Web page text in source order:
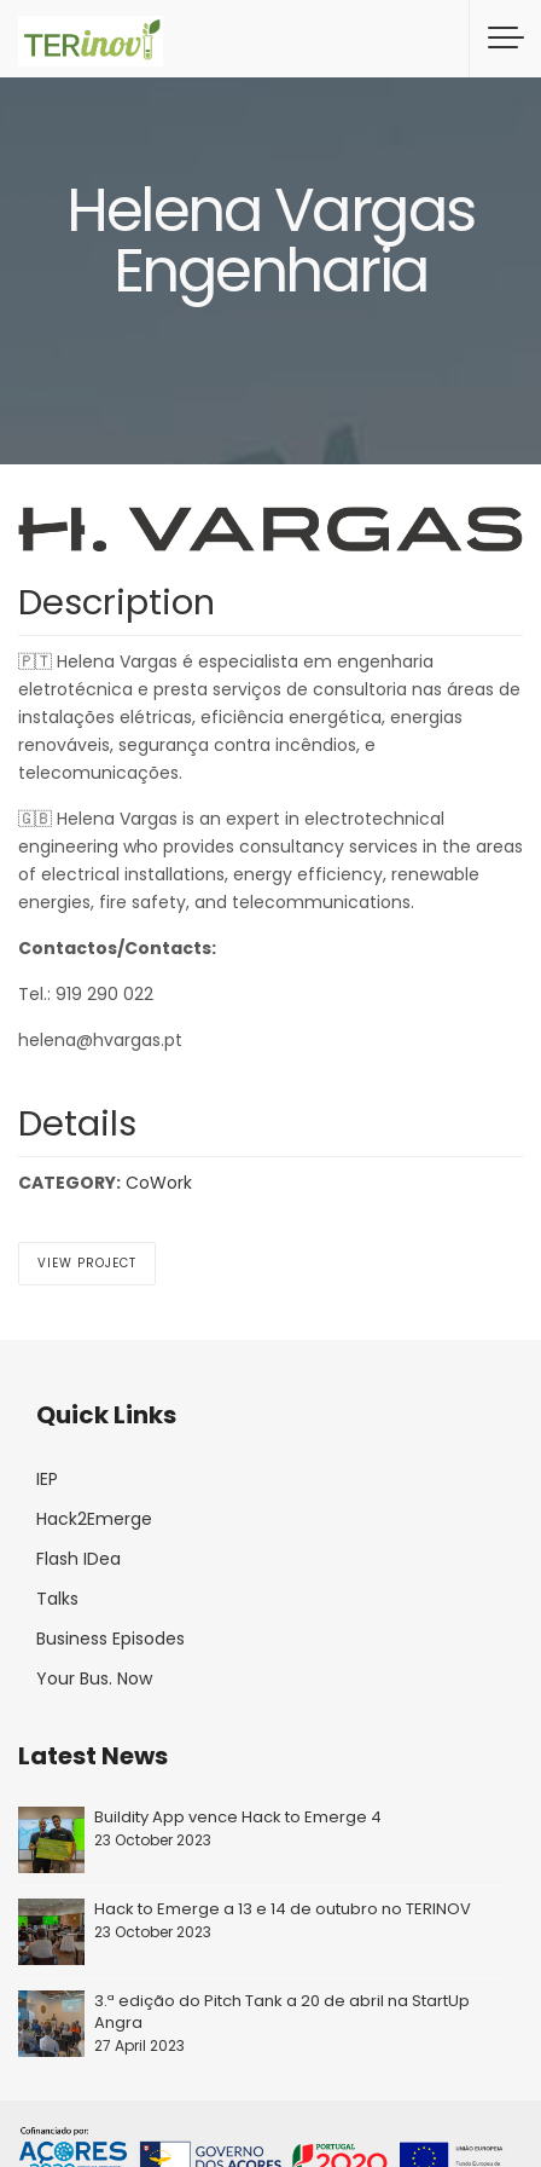
Helena Vargas
Engenharia
Description
🇵🇹 Helena Vargas é especialista em engenharia
eletrotécnica e presta serviços de consultoria nas áreas de
instalações elétricas, eficiência energética, energias
renováveis, segurança contra incêndios, e
telecomunicações.
🇬🇧 Helena Vargas is an expert in electrotechnical
engineering who provides consultancy services in the areas
of electrical installations, energy efficiency, renewable
energies, fire safety, and telecommunications.
Contactos/Contacts:
Tel.: 919 290 022
helena@hvargas.pt
Details
CATEGORY: CoWork
VIEW PROJECT
Quick Links
IEP
Hack2Emerge
Flash IDea
Talks
Business Episodes
Your Bus. Now
Latest News
Buildity App vence Hack to Emerge 4
23 October 2023
Hack to Emerge a 13 e 14 de outubro no TERINOV
23 October 2023
3.ª edição do Pitch Tank a 20 de abril na StartUp
Angra
27 April 2023